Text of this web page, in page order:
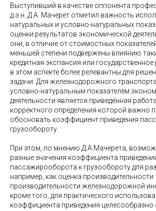
Выступивший в качестве оппонента
д.э.н. Д.А. Мачерет отметил важность
натуральных и условно-натуральных
оценки результатов экономической
они, в отличие от стоимостных
меньшей степени подвержены влиянию
кредитная экспансия или государственное
в этом аспекте более релевантны для
задачи. Для железнодорожного
условно-натуральным показателем
деятельности является приведённая
корректного определения которой важно
обосновать коэффициент приведения
грузообороту.
При этом, по мнению Д.А.Мачерета,
разные значения коэффициента
пассажирооборота к грузообороту для
например, как оценка производительности
производительности железнодорожной
кроме того, для практического
коэффициента приведения целесообразно